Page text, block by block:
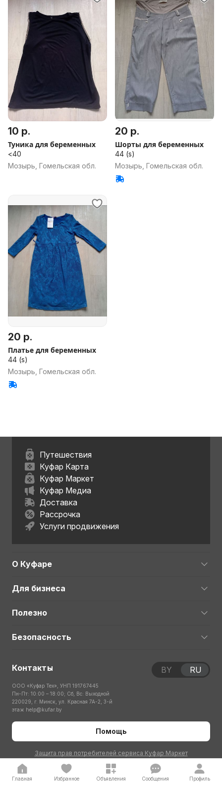
10 р.
Туника для беременных
<40
Мозырь, Гомельская обл.
20 р.
Шорты для беременных
44 (s)
Мозырь, Гомельская обл.
20 р.
Платье для беременных
44 (s)
Мозырь, Гомельская обл.
Путешествия
Куфар Карта
Куфар Маркет
Куфар Медиа
Доставка
Рассрочка
Услуги продвижения
О Куфаре
Для бизнеса
Полезно
Безопасность
Контакты
ООО «Куфар Тех», УНП 191767445
Пн-Пт: 10:00 – 18:00; Сб, Вс: Выходной
220029, г. Минск, ул. Красная 7А-2, 3-й
этаж help@kufar.by
Помощь
Защита прав потребителей сервиса Куфар Маркет
BY RU
Главная Избранное Объявления Сообщения Профиль